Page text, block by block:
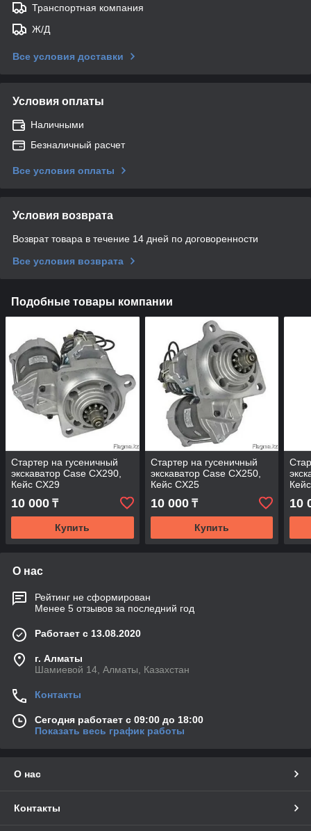
Транспортная компания
Ж/Д
Все условия доставки
Условия оплаты
Наличными
Безналичный расчет
Все условия оплаты
Условия возврата
Возврат товара в течение 14 дней по договоренности
Все условия возврата
Подобные товары компании
Стартер на гусеничный
экскаватор Case CX290,
Кейс CX29
10 000 ₸
Купить
Стартер на гусеничный
экскаватор Case CX250,
Кейс CX25
10 000₸
Купить
10
О нас
Рейтинг не сформирован
Менее 5 отзывов за последний год
Работает с 13.08.2020
г. Алматы
Шамиевой 14, Алматы, Казахстан
Контакты
Сегодня работает с 09:00 до 18:00
Показать весь график работы
О нас
Контакты